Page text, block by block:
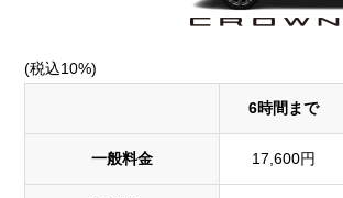
(税込10%)
6時間まで
一般料金 17,600円